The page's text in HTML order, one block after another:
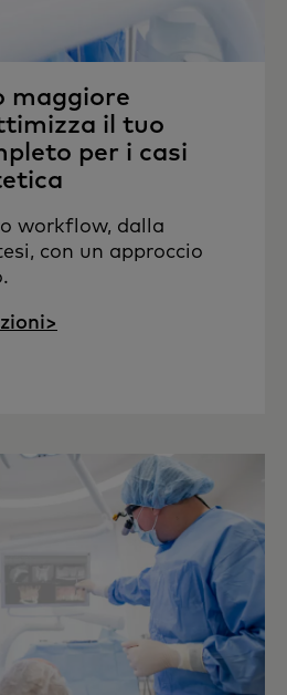
maggiore
il tuo
per i casi
workflow, dalla
con un approccio